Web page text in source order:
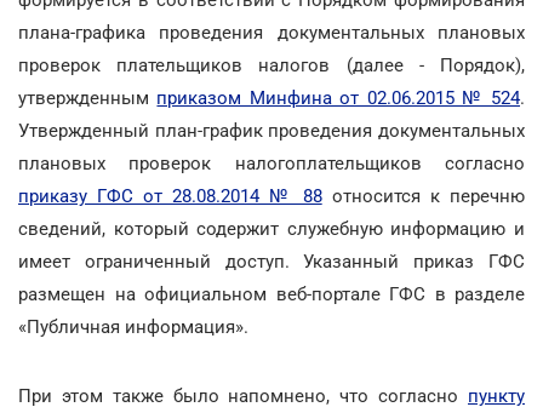
плана-графика проведения документальных плановых
проверок плательщиков налогов (далее - Порядок),
утвержденным приказом Минфина от 02.06.2015 № 524.
Утвержденный план-график проведения документальных
плановых проверок налогоплательщиков согласно
приказу ГФС от 28.08.2014 № 88относится к перечню
сведений, который содержит служебную информацию и
имеет ограниченный доступ. Указанный приказ ГФС
размещен на официальном веб-портале ГФС в разделе
«Публичная информация».
При этом также было напомнено, что согласно пункту